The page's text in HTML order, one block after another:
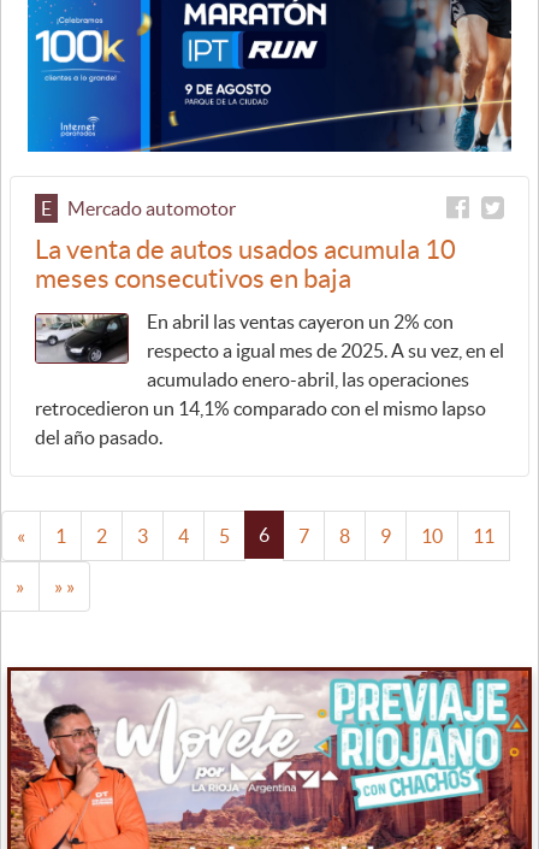
E Mercado automotor
La venta de autos usados acumula 10
meses consecutivos en baja
En abril las ventas cayeron un 2% con
respecto a igual mes de 2025. A su vez, en el
acumulado enero-abril, las operaciones
retrocedieron un 14,1% comparado con el mismo lapso
del año pasado.
« 1 2 3 4 5 6 7 8 9 10 11
» » »